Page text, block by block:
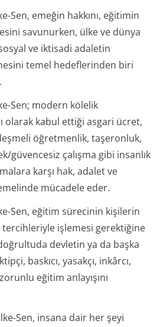
Sen, emeğin hakkını, eğitimin
savunurken, ülke ve dünya
ve iktisadi adaletin
temel hedeflerinden biri
Sen; modern kölelik
olarak kabul ettiği asgari ücret,
öğretmenlik, taşeronluk,
güvencesiz çalışma gibi insanlık
karşı hak, adalet ve
mücadele eder.
Sen, eğitim sürecinin kişilerin
işlemesi gerektiğine
devletin ya da başka
baskıcı, yasakçı, inkârcı,
eğitim anlayışını
Sen, insana dair her şeyi